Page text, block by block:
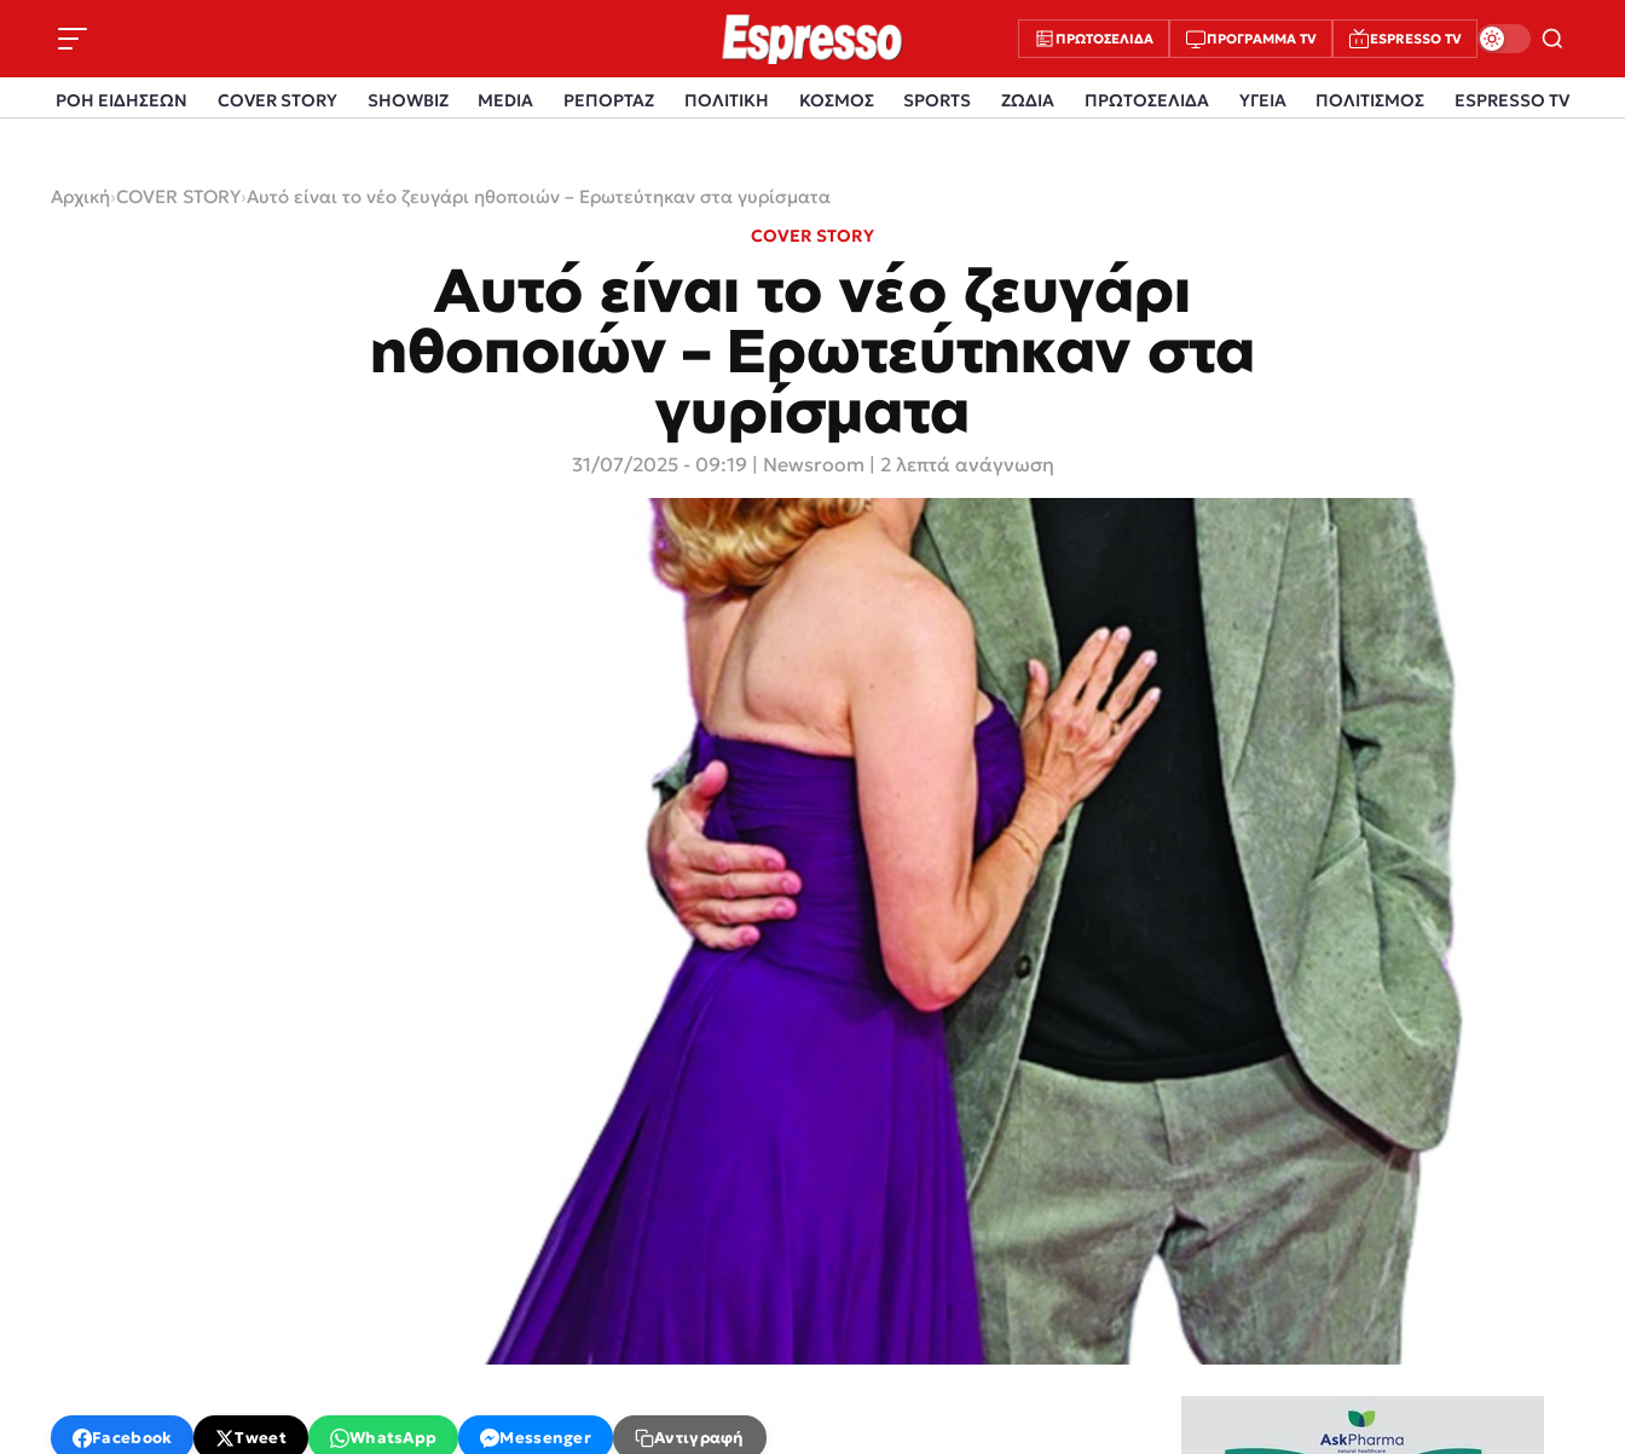
ΠΡΩΤΟΣΈΛΙΔΑ ΠΡΌΓΡΑΜΜΑ TV ESPRESSO TV
ΡΟΗ ΕΙΔΗΣΕΩΝ COVER STORY SHOWBIZ MEDIA ΡΕΠΟΡΤΑΖ ΠΟΛΙΤΙΚΗ ΚΟΣΜΟΣ SPORTS ΖΩΔΙΑ ΠΡΩΤΟΣΕΛΙΔΑ ΥΓΕΙΑ ΠΟΛΙΤΙΣΜΟΣ ESPRESSO TV
Αρχική›COVER STORY›Αυτό είναι το νέο ζευγάρι ηθοποιών – Ερωτεύτηκαν στα γυρίσματα
COVER STORY
Αυτό είναι το νέο ζευγάρι
ηθοποιών – Ερωτεύτηκαν στα
γυρίσματα
31/07/2025 - 09:19 Newsroom | 2 λεπτά ανάγνωση
Facebook Tweet WhatsApp Messenger Αντιγραφή